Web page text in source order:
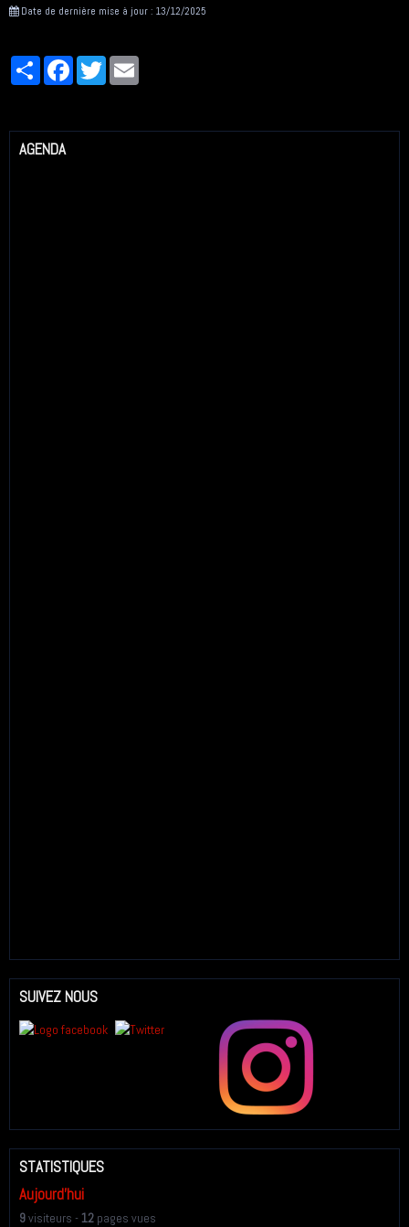
Date de dernière mise à jour : 13/12/2025
PartagerFacebookTwitter
AGENDA
SUIVEZ NOUS
STATISTIQUES
Aujourd'hui
9visiteurs -12 pages vues